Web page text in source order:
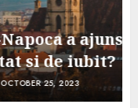
un oras